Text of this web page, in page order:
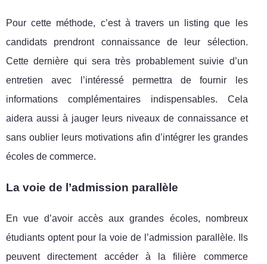
Pour cette méthode, c’est à travers un listing que les
candidats prendront connaissance de leur sélection.
Cette dernière qui sera très probablement suivie d’un
entretien avec l’intéressé permettra de fournir les
informations complémentaires indispensables. Cela
aidera aussi à jauger leurs niveaux de connaissance et
sans oublier leurs motivations afin d’intégrer les grandes
écoles de commerce.
La voie de l’admission parallèle
En vue d’avoir accès aux grandes écoles, nombreux
étudiants optent pour la voie de l’admission parallèle. Ils
peuvent directement accéder à la filière commerce